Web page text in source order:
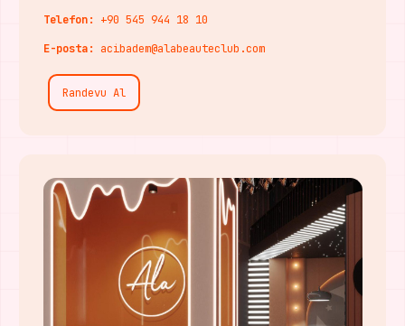
Telefon:
+90 545 944 18 10
E-posta:
acibadem@alabeauteclub.com
Randevu Al